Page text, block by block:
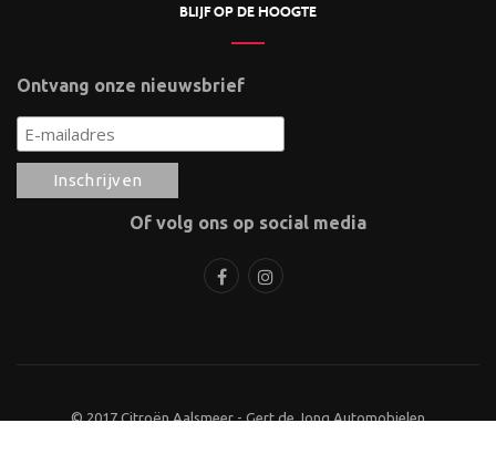
BLIJF OP DE HOOGTE
Ontvang onze nieuwsbrief
Of volg ons op social media
© 2017 Citroën Aalsmeer - Gert de Jong Automobielen